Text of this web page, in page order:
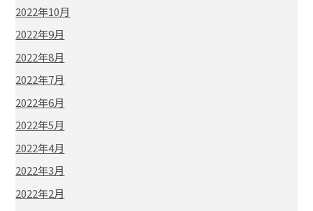
2022年10月
2022年9月
2022年8月
2022年7月
2022年6月
2022年5月
2022年4月
2022年3月
2022年2月